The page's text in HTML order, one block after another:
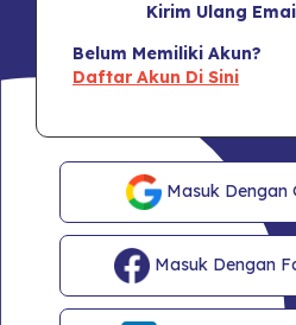
Kirim Ulang
Belum Memiliki Akun?
Daftar Akun Di Sini
Masuk Dengan
Masuk Dengan